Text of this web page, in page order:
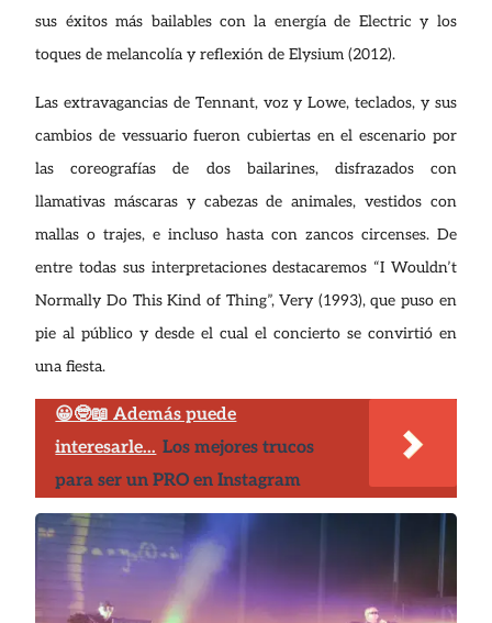
sus éxitos más bailables con la energía de Electric y los
toques de melancolía y reflexión de Elysium (2012).
Las extravagancias de Tennant, voz y Lowe, teclados, y sus
cambios de vessuario fueron cubiertas en el escenario por
las coreografías de dos bailarines, disfrazados con
llamativas máscaras y cabezas de animales, vestidos con
mallas o trajes, e incluso hasta con zancos circenses. De
entre todas sus interpretaciones destacaremos “I Wouldn’t
Normally Do This Kind of Thing”, Very (1993), que puso en
pie al público y desde el cual el concierto se convirtió en
una fiesta.
😀🤓📖 Además puede
interesarle... Los mejores trucos
para ser un PRO en Instagram